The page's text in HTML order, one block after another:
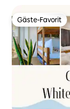
Gäste-Favorit
Gäste-Favorit